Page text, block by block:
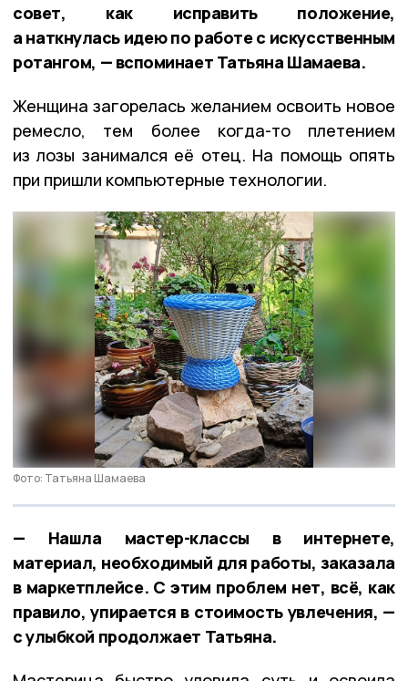
совет, как исправить положение,
а наткнулась идею по работе с искусственным
ротангом, — вспоминает Татьяна Шамаева.
Женщина загорелась желанием освоить новое
ремесло, тем более когда-то плетением
из лозы занимался её отец. На помощь опять
при пришли компьютерные технологии.
Фото: Татьяна Шамаева
— Нашла мастер-классы в интернете,
материал, необходимый для работы, заказала
в маркетплейсе. С этим проблем нет, всё, как
правило, упирается в стоимость увлечения, —
с улыбкой продолжает Татьяна.